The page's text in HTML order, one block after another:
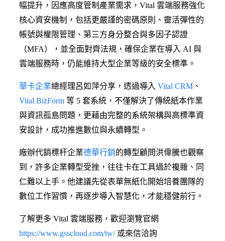
幅提升，因應高度管制產業需求，Vital 雲端服務強化
核心資安機制，包括更嚴謹的密碼原則、靈活彈性的
帳號與權限管理、第三方身分整合與多因子認證
（MFA），並全面對齊法規，確保企業在導入 AI 與
雲端服務時，仍能維持大型企業等級的安全標準。
華卡企業總經理呂如萍分享，透過導入 Vital CRM 、
Vital BizForm 等 5 套系統，不僅解決了傳統紙本作業
與資訊孤島問題，更藉由完整的系統架構與高標準資
安設計，成功推進數位與永續轉型。
廠辦代銷標杆企業德華行銷的轉型顧問洪偉騰也觀察
到，許多企業轉型受挫，往往卡在工具過於複雜、同
仁難以上手。他建議先從表單無紙化開始培養團隊的
數位工作習慣，再逐步導入智慧化，才能穩健前行。
了解更多 Vital 雲端服務，歡迎瀏覽官網
https://www.gsscloud.com/tw/或來信洽詢